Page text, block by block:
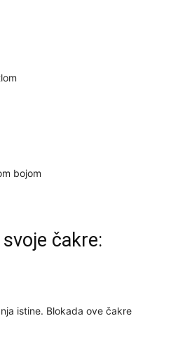
bojom
čakre:
istine. Blokada ove čakre